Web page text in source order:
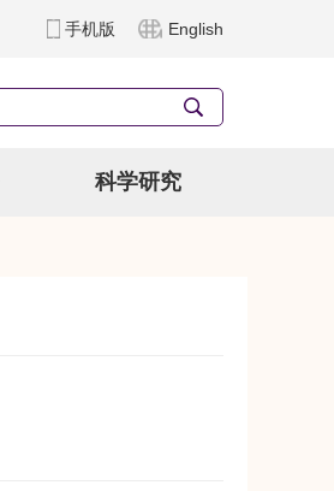
手机版 English
科学研究